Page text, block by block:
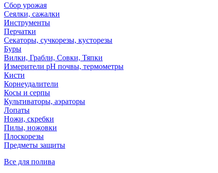
Сбор урожая
Сеялки, сажалки
Инструменты
Перчатки
Секаторы, сучкорезы, кусторезы
Буры
Вилки, Грабли, Совки, Тяпки
Измерители pH почвы, термометры
Кисти
Корнеудалители
Косы и серпы
Культиваторы, аэраторы
Лопаты
Ножи, скребки
Пилы, ножовки
Плоскорезы
Предметы защиты
Все для полива